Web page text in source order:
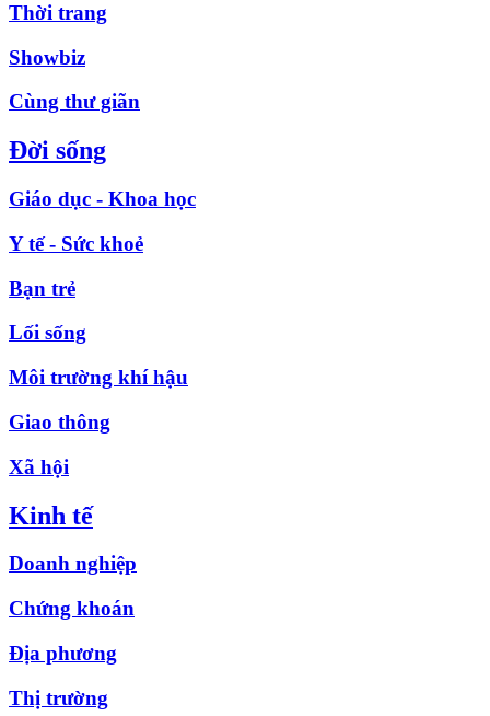
Thời trang
Showbiz
Cùng thư giãn
Đời sống
Giáo dục - Khoa học
Y tế - Sức khoẻ
Bạn trẻ
Lối sống
Môi trường khí hậu
Giao thông
Xã hội
Kinh tế
Doanh nghiệp
Chứng khoán
Địa phương
Thị trường